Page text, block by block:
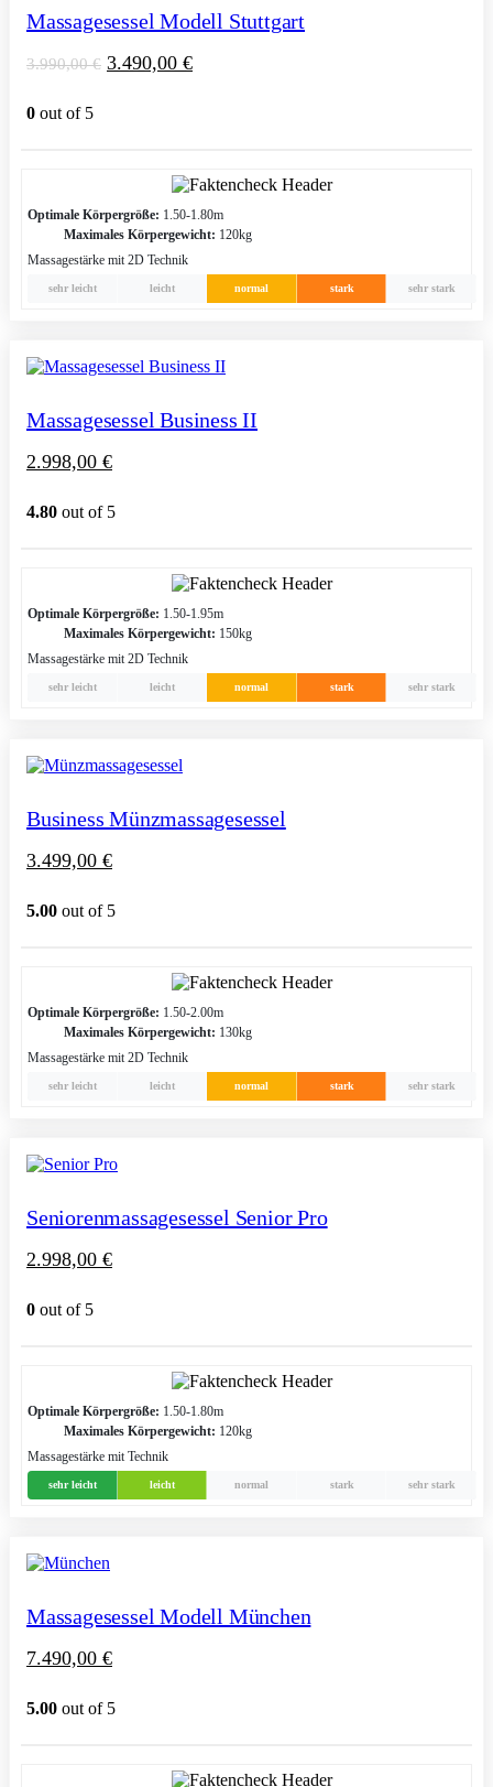
Massagesessel Modell Stuttgart
3.990,00€ 3.490,00 €
0 out of 5
Optimale Körpergröße: 1.50-1.80m
Maximales Körpergewicht: 120kg
Massagestärke mit 2D Technik
sehr leicht leicht normal stark sehr stark
Massagesessel Business II
2.998,00 €
4.80 out of 5
Optimale Körpergröße: 1.50-1.95m
Maximales Körpergewicht: 150kg
Massagestärke mit 2D Technik
sehr leicht leicht normal stark sehr stark
Business Münzmassagesessel
3.499,00 €
5.00 out of 5
Optimale Körpergröße: 1.50-2.00m
Maximales Körpergewicht: 130kg
Massagestärke mit 2D Technik
sehr leicht leicht normal stark sehr stark
Seniorenmassagesessel Senior Pro
2.998,00 €
0 out of 5
Optimale Körpergröße: 1.50-1.80m
Maximales Körpergewicht: 120kg
Massagestärke mit Technik
sehr leicht leicht normal stark sehr stark
Massagesessel Modell München
7.490,00 €
5.00 out of 5